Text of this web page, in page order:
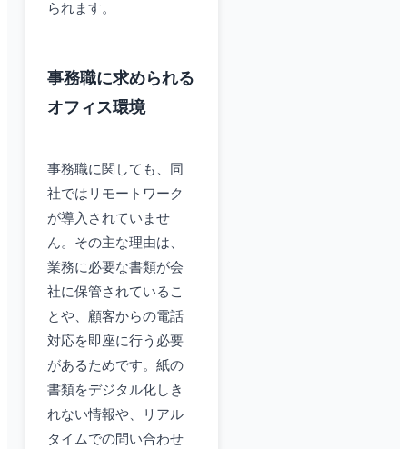
られます。
事務職に求められる
オフィス環境
事務職に関しても、同
社ではリモートワーク
が導入されていませ
ん。その主な理由は、
業務に必要な書類が会
社に保管されているこ
とや、顧客からの電話
対応を即座に行う必要
があるためです。紙の
書類をデジタル化しき
れない情報や、リアル
タイムでの問い合わせ